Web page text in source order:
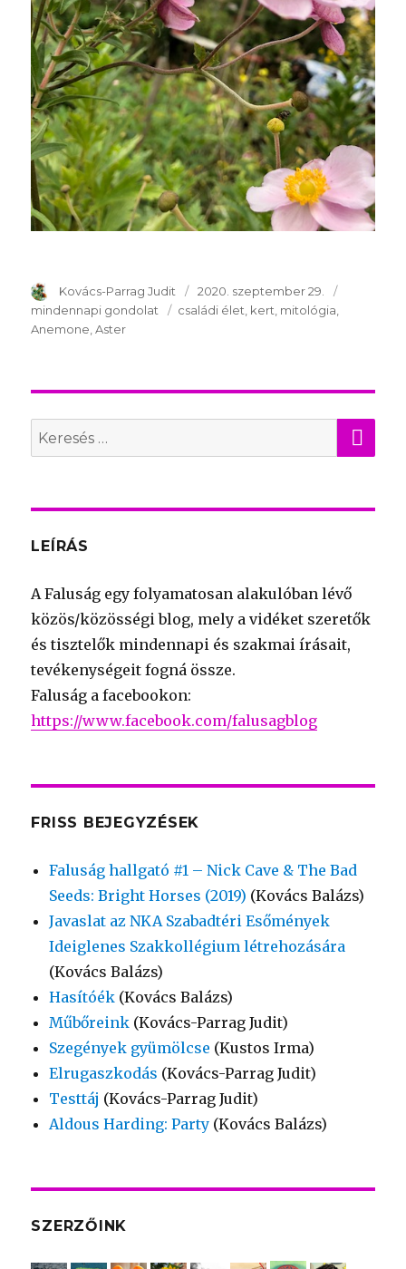
Szerző
Kovács-Parrag Judit Publikálva
2020. szeptember 29.
mindennapi gondolat
Kulcsszavak
családi élet kert mitológia
Anemone Aster
Search
for:
LEÍRÁS
A Faluság egy folyamatosan alakulóban lévő
közös/közösségi blog, mely a vidéket szeretők
és tisztelők mindennapi és szakmai írásait,
tevékenységeit fogná össze.
Faluság a facebookon:
https://www.facebook.com/falusagblog
FRISS BEJEGYZÉSEK
Faluság hallgató #1 – Nick Cave & The Bad
Seeds: Bright Horses (2019) (Kovács Balázs)
Javaslat az NKA Szabadtéri Esőmények
Ideiglenes Szakkollégium létrehozására
(Kovács Balázs)
Hasítóék (Kovács Balázs)
Műbőreink (Kovács-Parrag Judit)
Szegények gyümölcse (Kustos Irma)
Elrugaszkodás (Kovács-Parrag Judit)
Testtáj (Kovács-Parrag Judit)
Aldous Harding: Party (Kovács Balázs)
SZERZŐINK